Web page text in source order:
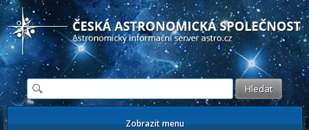
Česká astronomická společnost - Informační astronomický server
Zobrazit menu